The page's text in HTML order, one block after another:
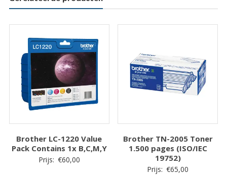
Brother LC-1220 Value
Pack Contains 1x B,C,M,Y
Prijs: €60,00
Brother TN-2005 Toner
1.500 pages (ISO/IEC
19752)
Prijs: €65,00